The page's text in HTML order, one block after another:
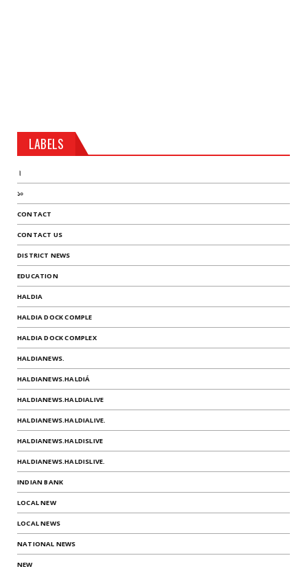
LABELS
।
১০
CONTACT
CONTACT US
DISTRICT NEWS
EDUCATION
HALDIA
HALDIA DOCK COMPLE
HALDIA DOCK COMPLEX
HALDIANEWS.
HALDIANEWS.HALDIÁ
HALDIANEWS.HALDIALIVE
HALDIANEWS.HALDIALIVE.
HALDIANEWS.HALDISLIVE
HALDIANEWS.HALDISLIVE.
INDIAN BANK
LOCAL NEW
LOCAL NEWS
NATIONAL NEWS
NEW